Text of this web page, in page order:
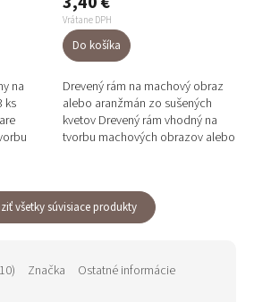
na
ks
Vrátane DPH
Do košíka
Drevený rám na machový obraz
alebo aranžmán zo sušených
kvetov Drevený rám vhodný na
tvorbu machových obrazov alebo
všetky súvisiace produkty
Značka Ostatné informácie